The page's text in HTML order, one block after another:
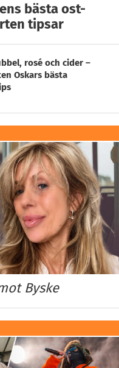
bästa ost-
tipsar
rosé och cider –
Oskars bästa
Byske